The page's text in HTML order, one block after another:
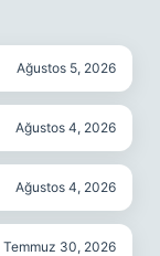
Ağustos 5, 2026
Ağustos 4, 2026
Ağustos 4, 2026
Temmuz 30, 2026